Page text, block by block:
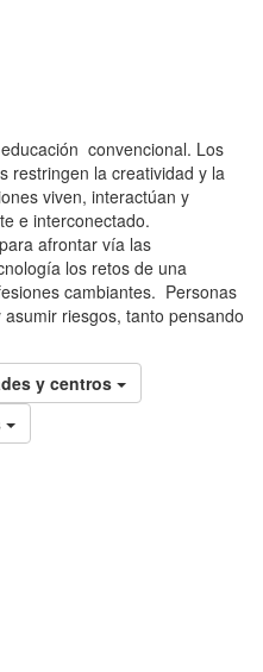
convencional. Los
restringen la creatividad y la
viven, interactúan y
e interconectado.
afrontar vía las
los retos de una
cambiantes. Personas
riesgos, tanto pensando
y centros